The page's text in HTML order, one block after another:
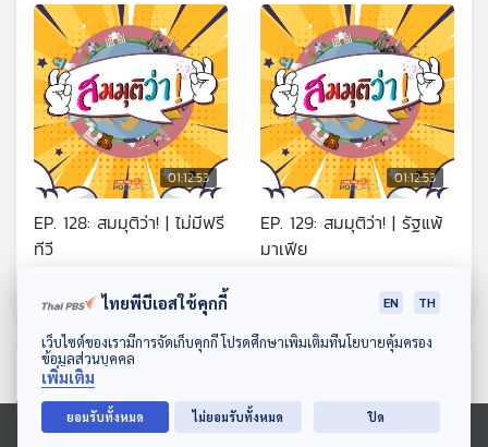
ดาวน์โหลด Thai PBS Podcast Application
01:12:53
EP. 128: สมมุติว่า! | ไม่มีฟรี
ทีวี
01:12:53
EP. 129: สมมุติว่า! | รัฐแพ้
มาเฟีย
ตอนที่เกี่ยวข้อง
ไทยพีบีเอสใช้คุกกี้ EN TH
เว็บไซต์ของเรามีการจัดเก็บคุกกี้ โปรดศึกษาเพิ่มเติมที่นโยบายคุ้มครอง
ข้อมูลส่วนบุคคล
เพิ่มเติม
ยอมรับทั้งหมด ไม่ยอมรับทั้งหมด ปิด